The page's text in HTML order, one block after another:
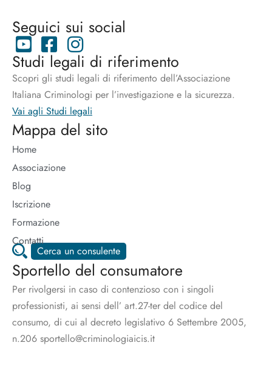
Seguici sui social
Studi legali di riferimento
Scopri gli studi legali di riferimento dell’Associazione
Italiana Criminologi per l’investigazione e la sicurezza.
Vai agli Studi legali
Mappa del sito
Home
Associazione
Blog
Iscrizione
Formazione
Contatti
Cerca un consulente
Sportello del consumatore
Per rivolgersi in caso di contenzioso con i singoli
professionisti, ai sensi dell’ art.27-ter del codice del
consumo, di cui al decreto legislativo 6 Settembre 2005,
n.206 sportello@criminologiaicis.it